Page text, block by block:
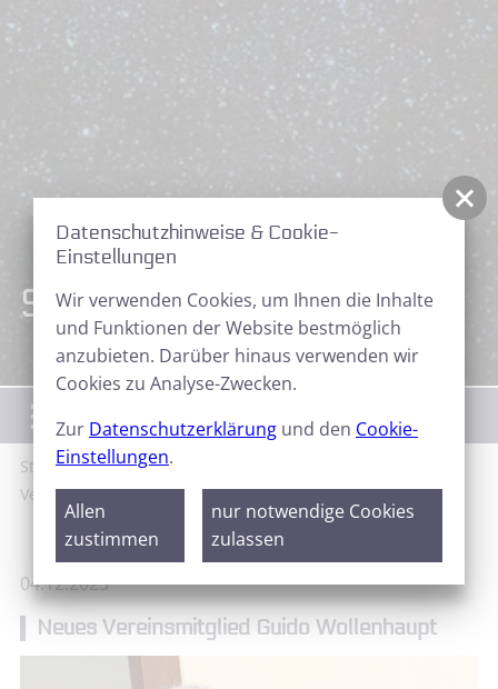
Sternfreunde Aktuell
Menü
Start News Sternfreunde Aktuell
Vereinsmitglied Guido Wollenhaupt
04.12.2023
Neues Vereinsmitglied Guido Wollenhaupt
Datenschutzhinweise & Cookie-
Einstellungen
Wir verwenden Cookies, um Ihnen die Inhalte
und Funktionen der Website bestmöglich
anzubieten. Darüber hinaus verwenden wir
Cookies zu Analyse-Zwecken.
Zur Datenschutzerklärung und den Cookie-
Einstellungen.
Allen
zustimmen
nur notwendige Cookies
zulassen